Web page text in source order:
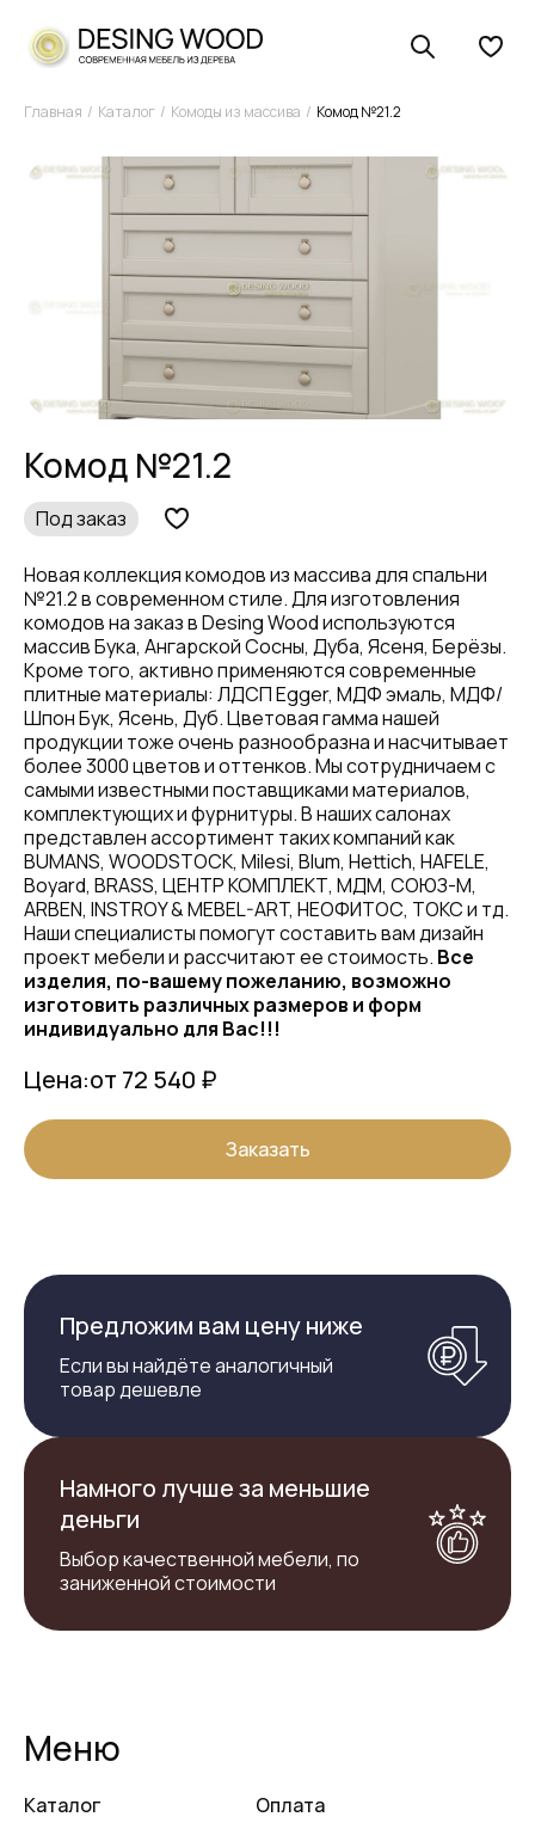
Главная Каталог Комоды из массива Комод №21.2
Комод №21.2
Под заказ
Новая коллекция комодов из массива для спальни
№21.2 в современном стиле. Для изготовления
комодов на заказ в Desing Wood используются
массив Бука, Ангарской Сосны, Дуба, Ясеня, Берёзы.
Кроме того, активно применяются современные
плитные материалы: ЛДСП Egger, МДФ эмаль, МДФ/
Шпон Бук, Ясень, Дуб. Цветовая гамма нашей
продукции тоже очень разнообразна и насчитывает
более 3000 цветов и оттенков. Мы сотрудничаем с
самыми известными поставщиками материалов,
комплектующих и фурнитуры. В наших салонах
представлен ассортимент таких компаний как
BUMANS, WOODSTOCK, Milesi, Blum, Hettich, HAFELE,
Boyard, BRASS, ЦЕНТР КОМПЛЕКТ, МДМ, СОЮЗ-М,
ARBEN, INSTROY & MEBEL-ART, НЕОФИТОС, ТОКС и тд.
Наши специалисты помогут составить вам дизайн
проект мебели и рассчитают ее стоимость. Все
изделия, по-вашему пожеланию, возможно
изготовить различных размеров и форм
индивидуально для Вас!!!
Цена:от 72 540 ₽
Заказать
Предложим вам цену ниже
Если вы найдёте аналогичный
товар дешевле
Намного лучше за меньшие
деньги
Выбор качественной мебели, по
заниженной стоимости
Меню
Каталог
Оплата